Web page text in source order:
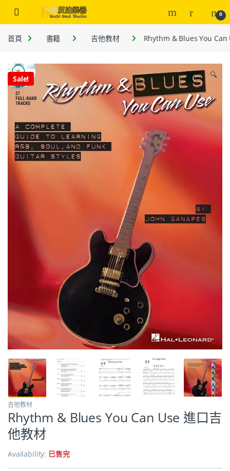
0
首頁 書籍 吉他教材 Rhythm & Blues You Can
Sale! 🔍
吉他教材
Rhythm & Blues You Can Use 進口吉
他教材
Availability: 已售完